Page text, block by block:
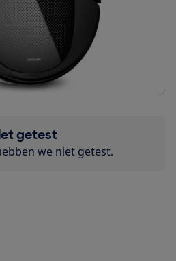
getest
we niet getest.